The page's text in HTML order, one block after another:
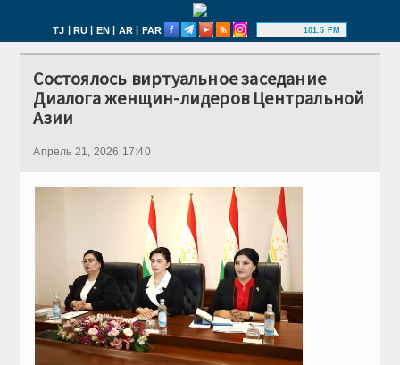
TJ | RU | EN | AR | FAR 101.5 FM
Состоялось виртуальное заседание
Диалога женщин-лидеров Центральной
Азии
Апрель 21, 2026 17:40